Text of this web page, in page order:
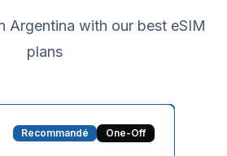
Argentina with our best eSIM
plans
Recommandé One-Off